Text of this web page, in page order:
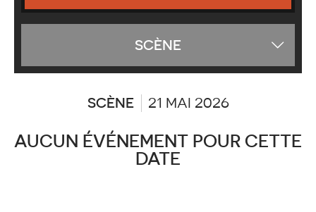
SCÈNE
les
SCÈNE 21 MAI 2026
AUCUN ÉVÉNEMENT POUR CETTE
DATE